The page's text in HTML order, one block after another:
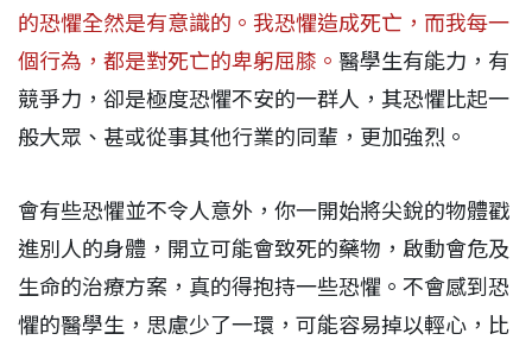
的恐懼全然是有意識的。我恐懼造成死亡，而我每一
個行為，都是對死亡的卑躬屈膝。 醫學生有能力，有
競爭力，卻是極度恐懼不安的一群人，其恐懼比起一
般大眾、甚或從事其他行業的同輩，更加強烈。
會有些恐懼並不令人意外，你一開始將尖銳的物體戳
進別人的身體，開立可能會致死的藥物，啟動會危及
生命的治療方案，真的得抱持一些恐懼。不會感到恐
懼的醫學生，思慮少了一環，可能容易掉以輕心，比